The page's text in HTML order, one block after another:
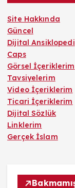
Site Hakkında
Güncel
Dijital Ansiklopedi
Caps
Görsel İçeriklerim
Tavsiyelerim
Video İçeriklerim
Ticari İçeriklerim
Dijital Sözlük
Linklerim
Gerçek İslam